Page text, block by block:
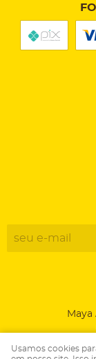
Maya
Usamos cookies